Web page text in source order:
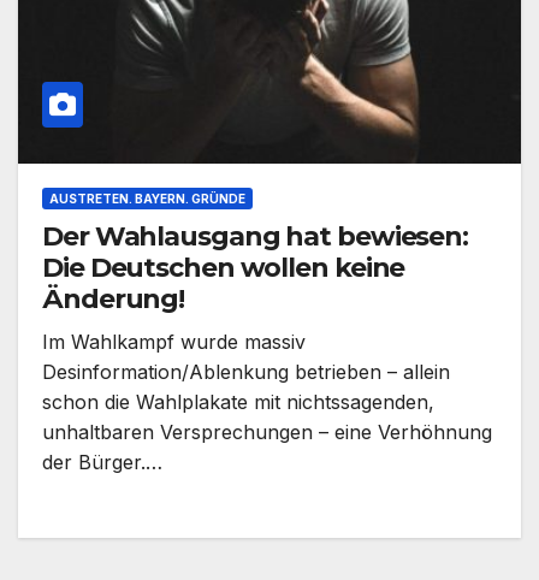
AUSTRETEN. BAYERN. GRÜNDE
Der Wahlausgang hat bewiesen:
Die Deutschen wollen keine
Änderung!
Im Wahlkampf wurde massiv
Desinformation/Ablenkung betrieben – allein
schon die Wahlplakate mit nichtssagenden,
unhaltbaren Versprechungen – eine Verhöhnung
der Bürger.…